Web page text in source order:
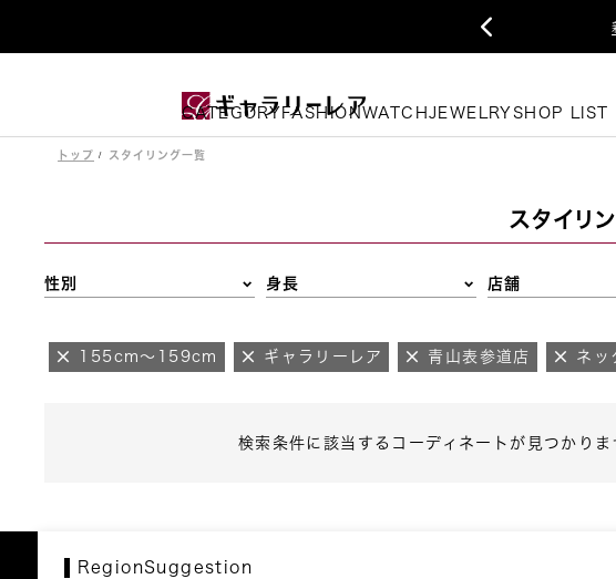

CATEGORY FASHIONWATCHJEWELRY SHOP LIST
トップ スタイリング一覧
スタイリ
性別 身長 店舗
155cm～159cm ギャラリーレア 青山表参道店 ネッ
検索条件に該当するコーディネートが見つかり
RegionSuggestion